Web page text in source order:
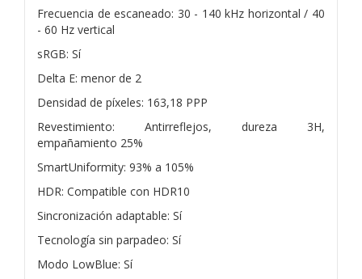
Frecuencia de escaneado: 30 - 140 kHz horizontal / 40
- 60 Hz vertical
sRGB: Sí
Delta E: menor de 2
Densidad de píxeles: 163,18 PPP
Revestimiento: Antirreflejos, dureza 3H,
empañamiento 25%
SmartUniformity: 93% a 105%
HDR: Compatible con HDR10
Sincronización adaptable: Sí
Tecnología sin parpadeo: Sí
Modo LowBlue: Sí